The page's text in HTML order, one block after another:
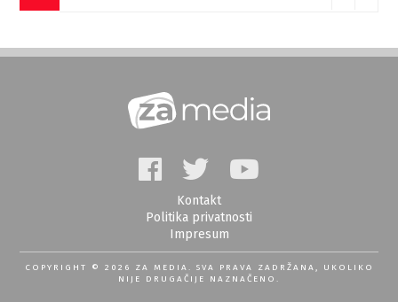
Kontakt
Politika privatnosti
Impresum
COPYRIGHT © 2026 ZA MEDIA. SVA PRAVA ZADRŽANA, UKOLIKO
NIJE DRUGAČIJE NAZNAČENO.